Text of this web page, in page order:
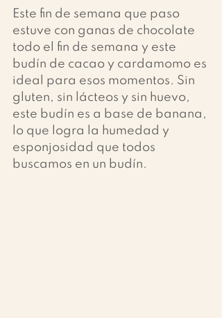
Este fin de semana que paso
estuve con ganas de chocolate
todo el fin de semana y este
budín de cacao y cardamomo es
ideal para esos momentos. Sin
gluten, sin lácteos y sin huevo,
este budín es a base de banana,
lo que logra la humedad y
esponjosidad que todos
buscamos en un budín.